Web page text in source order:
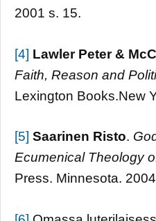
2001 s. 15.
[4] Lawler Peter &
Faith, Reason and
Lexington Books.New
[5] Saarinen Risto.
Ecumenical Theology
Press. Minnesota.